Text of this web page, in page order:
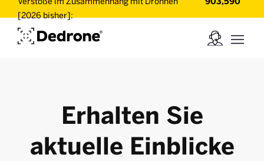
[2026 bisher]:
Erhalten Sie
aktuelle Einblicke